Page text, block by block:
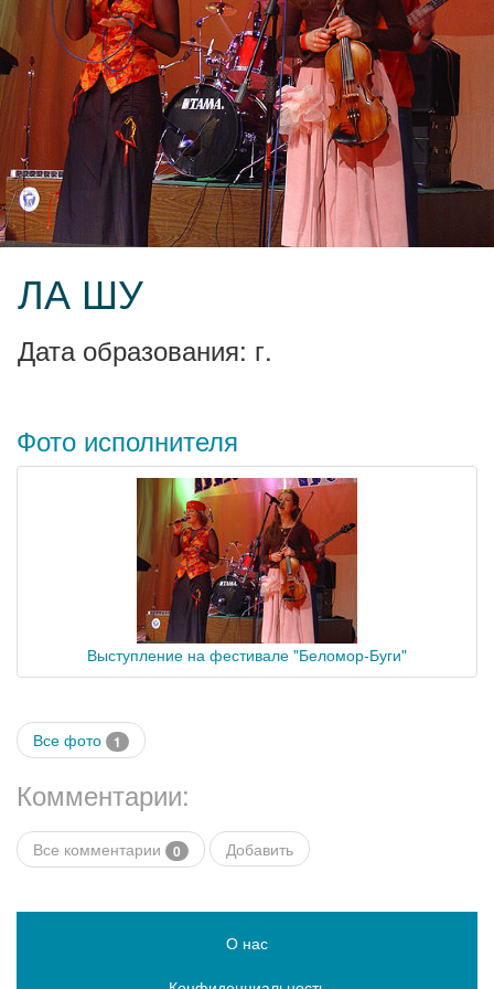
ЛА ШУ
Дата образования: г.
Фото исполнителя
Выступление на фестивале "Беломор-Буги"
Все фото 1
Комментарии:
Все комментарии 0 Добавить
О нас